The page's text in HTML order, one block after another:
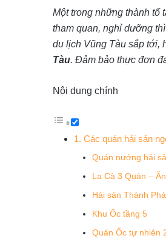
Một trong những thành tố
tham quan, nghỉ dưỡng
du lịch Vũng Tàu sắp tới,
Tàu. Đảm bảo thực đơn
Nội dung chính
1. Các quán hải sản
Quán nướng hải
La Cà 3 Quán –
Hải sản Thành
Khu Ốc tầng 5
Quán Ốc tự nhiên